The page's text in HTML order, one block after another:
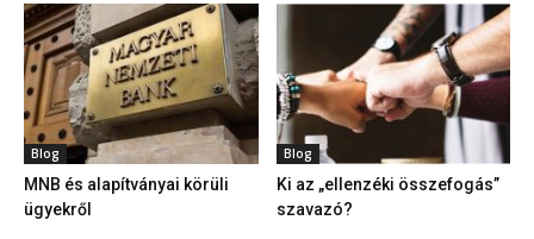
Blog
MNB és alapítványai körüli
ügyekről
Blog
Ki az „ellenzéki összefogás”
szavazó?